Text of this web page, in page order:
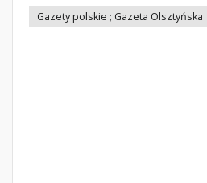
Gazety polskie ; Gazeta Olsztyńska